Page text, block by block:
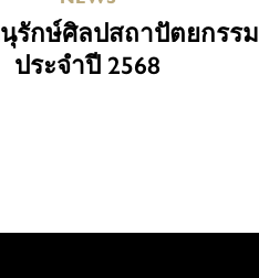
รักษ์ศิลปสถาปัตยกรรม
ประจำปี 2568